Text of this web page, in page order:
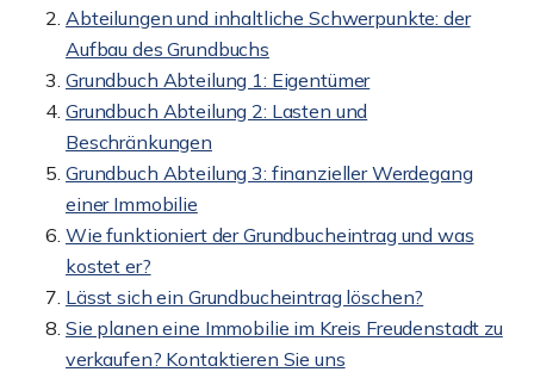
Abteilungen und inhaltliche Schwerpunkte: der
Aufbau des Grundbuchs
Grundbuch Abteilung 1: Eigentümer
Grundbuch Abteilung 2: Lasten und
Beschränkungen
Grundbuch Abteilung 3: finanzieller Werdegang
einer Immobilie
Wie funktioniert der Grundbucheintrag und was
kostet er?
Lässt sich ein Grundbucheintrag löschen?
Sie planen eine Immobilie im Kreis Freudenstadt zu
verkaufen? Kontaktieren Sie uns